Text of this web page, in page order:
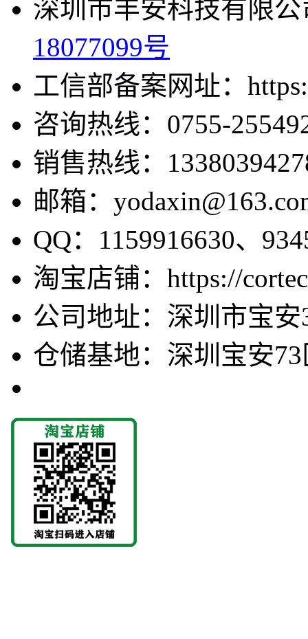
深圳市丰安科技有限
18077099号
工信部备案网址：
咨询热线：0755-
销售热线：
邮箱：
QQ：1159916630、
淘宝店铺：https://
公司地址：深圳市宝
仓储基地：深圳宝安